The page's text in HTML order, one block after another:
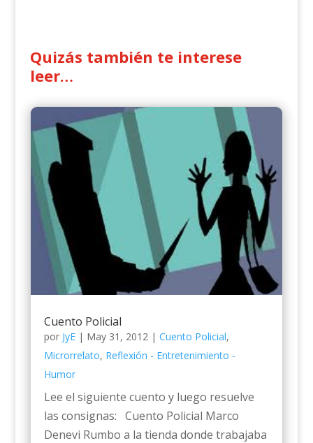
Quizás también te interese
leer…
Cuento Policial
por JyE| May 31, 2012| Cuento Policial,
Microrrelato, Reflexión - Entretenimiento -
Humor
Lee el siguiente cuento y luego resuelve
las consignas: Cuento Policial Marco
Denevi Rumbo a la tienda donde trabajaba